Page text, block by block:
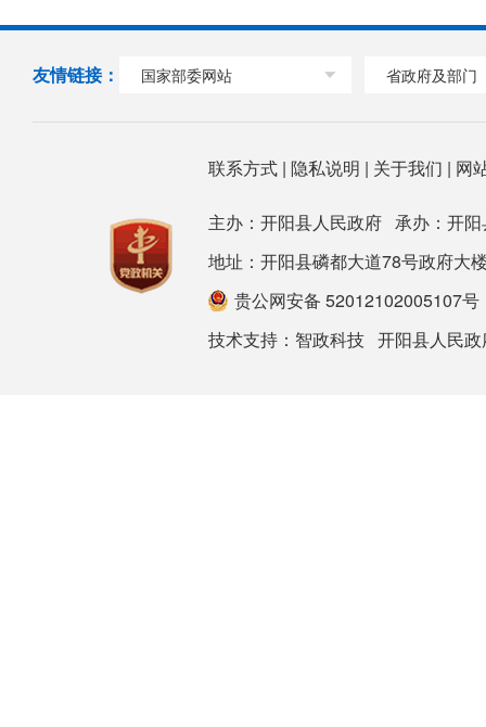
友情链接： 国家部委网站 省政府及部门
联系方式| 隐私说明 | 关于我们 | 网
主办：开阳县人民政府 承办：开
地址：开阳县磷都大道78号政府
贵公网安备 52012102005107号
技术支持： 智政科技 开阳县人民